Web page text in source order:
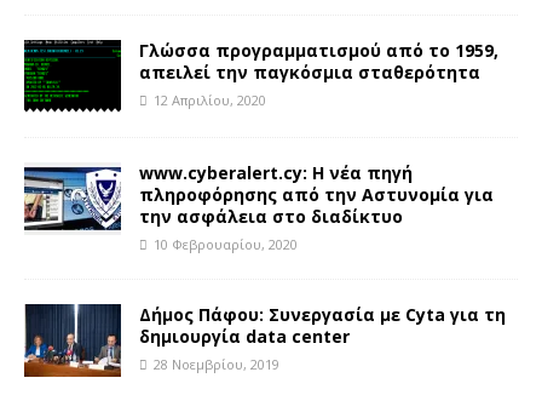
Γλώσσα προγραμματισμού από το 1959,
απειλεί την παγκόσμια σταθερότητα
12 Απριλίου, 2020
www.cyberalert.cy: Η νέα πηγή
πληροφόρησης από την Αστυνομία για
την ασφάλεια στο διαδίκτυο
10 Φεβρουαρίου, 2020
Δήμος Πάφου: Συνεργασία με Cyta για τη
δημιουργία data center
28 Νοεμβρίου, 2019